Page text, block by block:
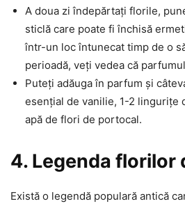
A doua zi îndepărtați florile,
sticlă care poate fi închisă
într-un loc întunecat timp de o
perioadă, veți vedea că
Puteți adăuga în parfum și
esențial de vanilie, 1-2 lingurițe
apă de flori de portocal.
4. Legenda florilor
Există o legendă populară antică